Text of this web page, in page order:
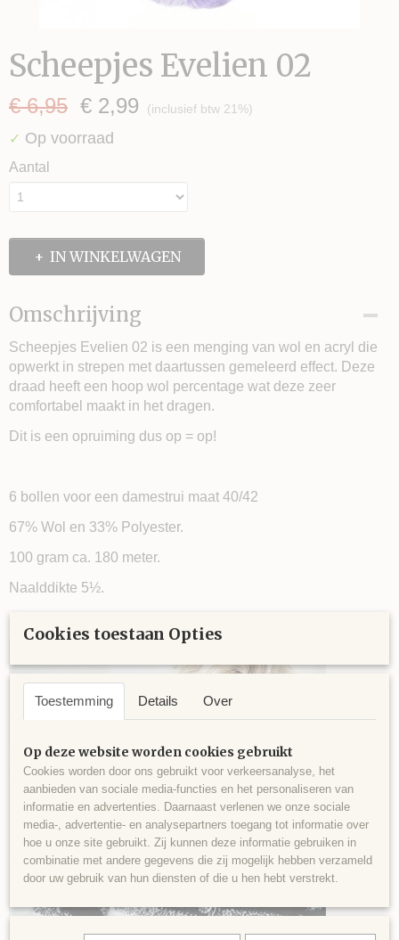
Scheepjes Evelien 02
€ 6,95 € 2,99 (inclusief btw 21%)
✓ Op voorraad
Aantal
IN WINKELWAGEN
Omschrijving
Scheepjes Evelien 02 is een menging van wol en acryl die
opwerkt in strepen met daartussen gemeleerd effect. Deze
draad heeft een hoop wol percentage wat deze zeer
comfortabel maakt in het dragen.
Dit is een opruiming dus op = op!
6 bollen voor een damestrui maat 40/42
67% Wol en 33% Polyester.
100 gram ca. 180 meter.
Naalddikte 5½.
Cookies toestaan Opties
Toestemming Details Over
Op deze website worden cookies gebruikt
Cookies worden door ons gebruikt voor verkeersanalyse, het
aanbieden van sociale media-functies en het personaliseren van
informatie en advertenties. Daarnaast verlenen we onze sociale
media-, advertentie- en analysepartners toegang tot informatie over
hoe u onze site gebruikt. Zij kunnen deze informatie gebruiken in
combinatie met andere gegevens die zij mogelijk hebben verzameld
door uw gebruik van hun diensten of die u hen hebt verstrekt.